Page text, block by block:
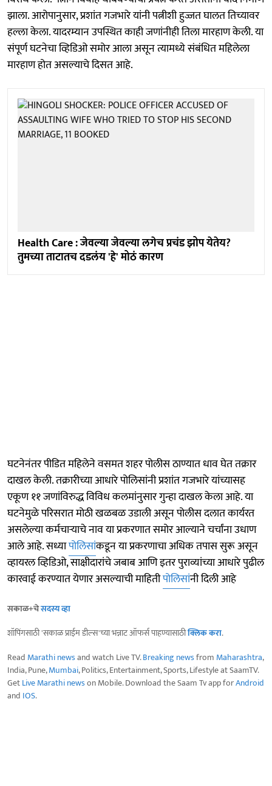
झाला. आरोपानुसार, प्रशांत गजभारे यांनी पत्नीशी हुज्जत घालत तिच्यावर
हल्ला केला. यादरम्यान उपस्थित काही जणांनीही तिला मारहाण केली. या
संपूर्ण घटनेचा व्हिडिओ समोर आला असून त्यामध्ये संबंधित महिलेला
मारहाण होत असल्याचे दिसत आहे.
Health Care : जेवल्या जेवल्या लगेच प्रचंड झोप येतेय?
तुमच्या ताटातच दडलंय 'हे' मोठं कारण
घटनेनंतर पीडित महिलेने वसमत शहर पोलीस ठाण्यात धाव घेत तक्रार
दाखल केली. तक्रारीच्या आधारे पोलिसांनी प्रशांत गजभारे यांच्यासह
एकूण ११ जणांविरुद्ध विविध कलमांनुसार गुन्हा दाखल केला आहे. या
घटनेमुळे परिसरात मोठी खळबळ उडाली असून पोलीस दलात कार्यरत
असलेल्या कर्मचाऱ्याचे नाव या प्रकरणात समोर आल्याने चर्चांना उधाण
आले आहे. सध्यापोलिसांकडून या प्रकरणाचा अधिक तपास सुरू असून
व्हायरल व्हिडिओ, साक्षीदारांचे जबाब आणि इतर पुराव्यांच्या आधारे पुढील
कारवाई करण्यात येणार असल्याची माहितीपोलिसांनी दिली आहे
सकाळ+चेसदस्य व्हा
शॉपिंगसाठी 'सकाळ प्राईम डील्स'च्या भन्नाट ऑफर्स पाहण्यासाठीक्लिक करा.
Read Marathi newsand watch Live TV.Breaking newsfrom Maharashtra,
India, Pune,Mumbai, Politics, Entertainment, Sports, Lifestyle at SaamTV.
GetLive Marathi newson Mobile. Download the Saam Tv app forAndroid
and IOS.